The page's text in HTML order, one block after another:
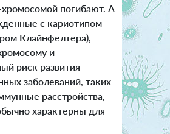
погибают. А
с кариотипом
Клайнфелтера),
и
риск развития
заболеваний, таких
расстройства,
характерны для